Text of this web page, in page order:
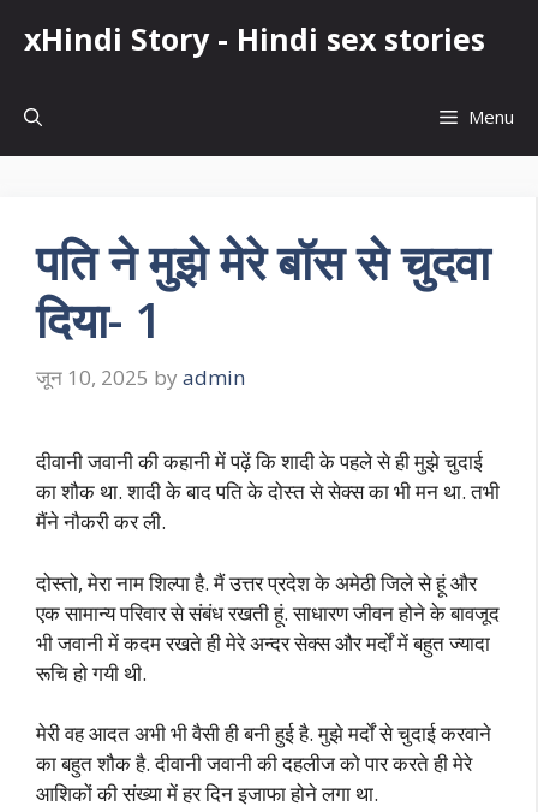
xHindi Story - Hindi sex stories
Menu
पति ने मुझे मेरे बॉस से चुदवा
दिया- 1
जून 10, 2025 by admin
दीवानी जवानी की कहानी में पढ़ें कि शादी के पहले से ही मुझे चुदाई
का शौक था. शादी के बाद पति के दोस्त से सेक्स का भी मन था. तभी
मैंने नौकरी कर ली.
दोस्तो, मेरा नाम शिल्पा है. मैं उत्तर प्रदेश के अमेठी जिले से हूं और
एक सामान्य परिवार से संबंध रखती हूं. साधारण जीवन होने के बावजूद
भी जवानी में कदम रखते ही मेरे अन्दर सेक्स और मर्दों में बहुत ज्यादा
रूचि हो गयी थी.
मेरी वह आदत अभी भी वैसी ही बनी हुई है. मुझे मर्दों से चुदाई करवाने
का बहुत शौक है. दीवानी जवानी की दहलीज को पार करते ही मेरे
आशिकों की संख्या में हर दिन इजाफा होने लगा था.